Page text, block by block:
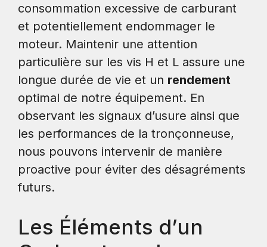
consommation excessive de carburant
et potentiellement endommager le
moteur. Maintenir une attention
particulière sur les vis H et L assure une
longue durée de vie et un rendement
optimal de notre équipement. En
observant les signaux d’usure ainsi que
les performances de la tronçonneuse,
nous pouvons intervenir de manière
proactive pour éviter des désagréments
futurs.
Les Éléments d’un